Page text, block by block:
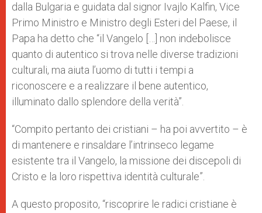
dalla Bulgaria e guidata dal signor Ivajlo Kalfin, Vice
Primo Ministro e Ministro degli Esteri del Paese, il
Papa ha detto che “il Vangelo […] non indebolisce
quanto di autentico si trova nelle diverse tradizioni
culturali, ma aiuta l’uomo di tutti i tempi a
riconoscere e a realizzare il bene autentico,
illuminato dallo splendore della verità”.
“Compito pertanto dei cristiani – ha poi avvertito – è
di mantenere e rinsaldare l’intrinseco legame
esistente tra il Vangelo, la missione dei discepoli di
Cristo e la loro rispettiva identità culturale”.
A questo proposito, “riscoprire le radici cristiane è